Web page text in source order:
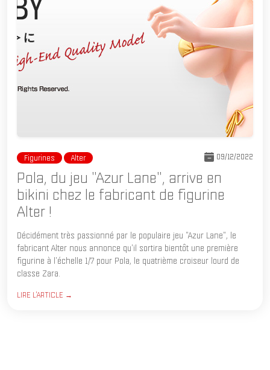
Figurines Alter 09/12/2022
Pola, du jeu "Azur Lane", arrive en
bikini chez le fabricant de figurine
Alter !
Décidément très passionné par le populaire jeu "Azur Lane", le
fabricant Alter nous annonce qu'il sortira bientôt une première
figurine à l'échelle 1/7 pour Pola, le quatrième croiseur lourd de
classe Zara.
LIRE L'ARTICLE →